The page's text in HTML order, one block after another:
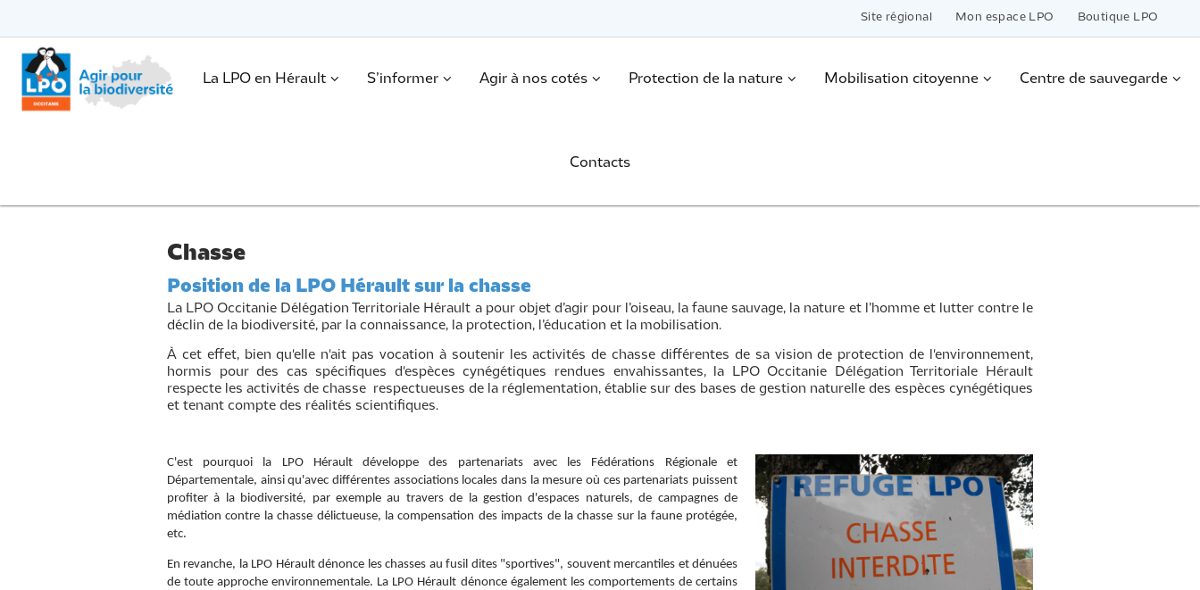
le
contenu
Site régional Mon espace LPO Boutique LPO
Passer
contenu
. La LPO en Hérault S’informer Agir à nos cotés Protection de la nature Mobilisation citoyenne Centre de sauvegarde
Contacts
Chasse
Position de la LPO Hérault sur la chasse
La LPO Occitanie Délégation Territoriale Hérault a pour objet d’agir pour l’oiseau, la faune sauvage, la nature et l’homme et lutter contre le
déclin de la biodiversité, par la connaissance, la protection, l’éducation et la mobilisation.
À cet effet, bien qu'elle n'ait pas vocation à soutenir les activités de chasse différentes de sa vision de protection de l'environnement,
hormis pour des cas spécifiques d'espèces cynégétiques rendues envahissantes, la LPO Occitanie Délégation Territoriale Hérault
respecte les activités de chasse respectueuses de la réglementation, établie sur des bases de gestion naturelle des espèces cynégétiques
et tenant compte des réalités scientifiques.
C'est pourquoi la LPO Hérault développe des partenariats avec les Fédérations Régionale et
Départementale, ainsi qu'avec différentes associations locales dans la mesure où ces partenariats puissent
profiter à la biodiversité, par exemple au travers de la gestion d'espaces naturels, de campagnes de
médiation contre la chasse délictueuse, la compensation des impacts de la chasse sur la faune protégée,
etc.
En revanche, la LPO Hérault dénonce les chasses au fusil dites "sportives", souvent mercantiles et dénuées
de toute approche environnementale. La LPO Hérault dénonce également les comportements de certains